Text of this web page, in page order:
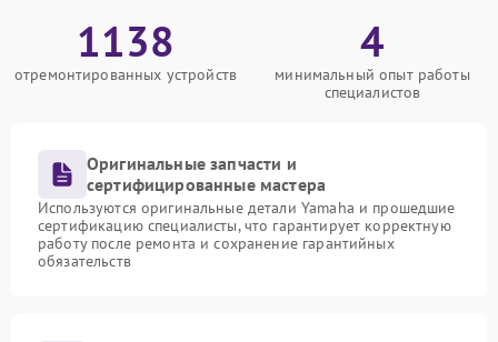
1138
отремонтированных устройств
4
минимальный опыт работы
специалистов
Оригинальные запчасти и
сертифицированные мастера
Используются оригинальные детали Yamaha и прошедшие
сертификацию специалисты, что гарантирует корректную
работу после ремонта и сохранение гарантийных
обязательств